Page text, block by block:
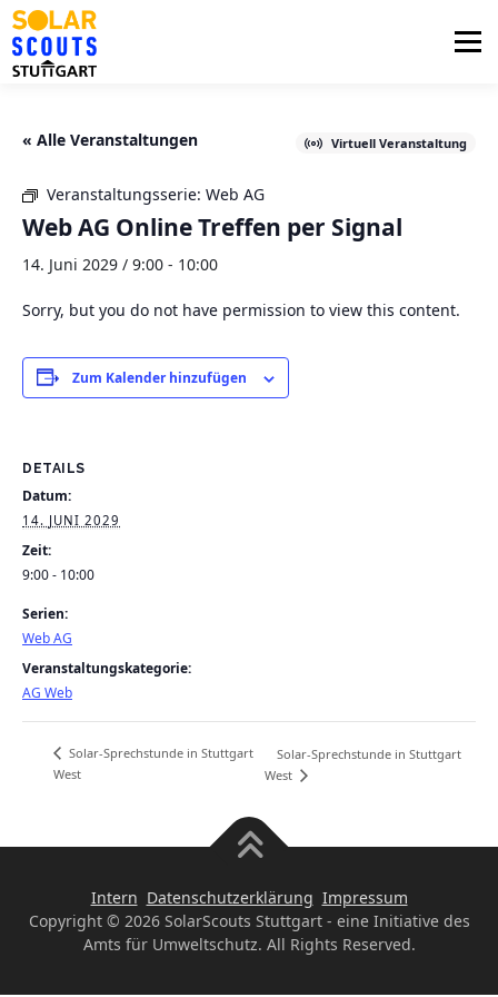
Zum
Inhalt
springen
Menü
« Alle Veranstaltungen Virtuell Veranstaltung
Veranstaltungsserie: Web AG
Web AG Online Treffen per Signal
14. Juni 2029 / 9:00 - 10:00
Sorry, but you do not have permission to view this content.
Zum Kalender hinzufügen
DETAILS
Datum:
14. JUNI 2029
Zeit:
9:00 - 10:00
Serien:
Web AG
Veranstaltungskategorie:
AG Web
Solar-Sprechstunde in Stuttgart
West
Solar-Sprechstunde in Stuttgart
West
Intern Datenschutzerklärung Impressum
Copyright © 2026 SolarScouts Stuttgart - eine Initiative des
Amts für Umweltschutz. All Rights Reserved.